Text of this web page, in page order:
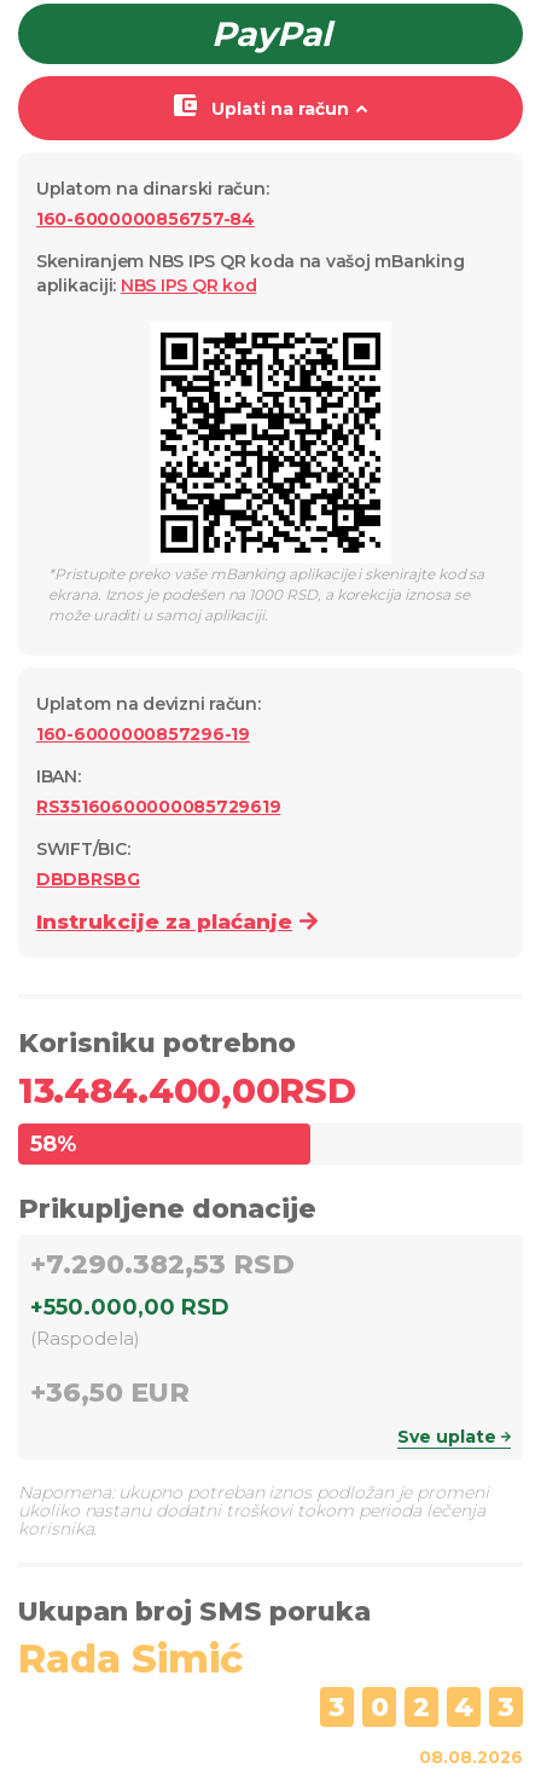
Uplati na račun
PayPal
Uplatom na dinarski račun:
160-6000000856757-84
Skeniranjem NBS IPS QR koda na vašoj mBanking
aplikaciji: NBS IPS QR kod
*Pristupite preko vaše mBanking aplikacije i skenirajte kod sa
ekrana. Iznos je podešen na 1000 RSD, a korekcija iznosa se
može uraditi u samoj aplikaciji.
Uplatom na devizni račun:
160-6000000857296-19
IBAN:
RS35160600000085729619
SWIFT/BIC:
DBDBRSBG
Instrukcije za plaćanje
Korisniku potrebno
13.484.400,00RSD
58%
Prikupljene donacije
+7.290.382,53 RSD
+550.000,00 RSD
(Raspodela)
+36,50 EUR
Sve uplate
Napomena: ukupno potreban iznos podložan je promeni
ukoliko nastanu dodatni troškovi tokom perioda lečenja
korisnika.
Ukupan broj SMS poruka
Rada Simić
3 0 2 4 3
08.08.2026